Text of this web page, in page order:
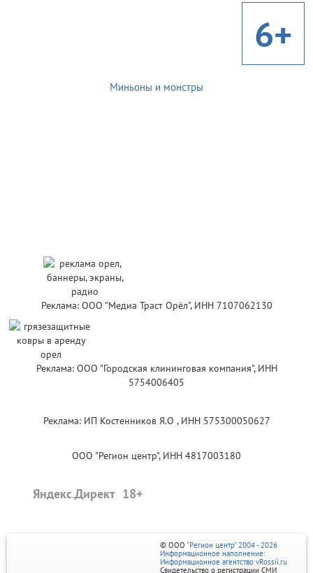
6+
Миньоны и монстры
Реклама: ООО "Медиа Траст Орёл", ИНН 7107062130
Реклама: ООО "Городская клининговая компания", ИНН
5754006405
Реклама: ИП Костенников Я.О , ИНН 575300050627
ООО "Регион центр", ИНН 4817003180
Яндекс.Директ
© ООО "Регион центр" 2004 - 2026
Информационное наполнение:
Информационное агентство vRossii.ru
Свидетельство о регистрации СМИ